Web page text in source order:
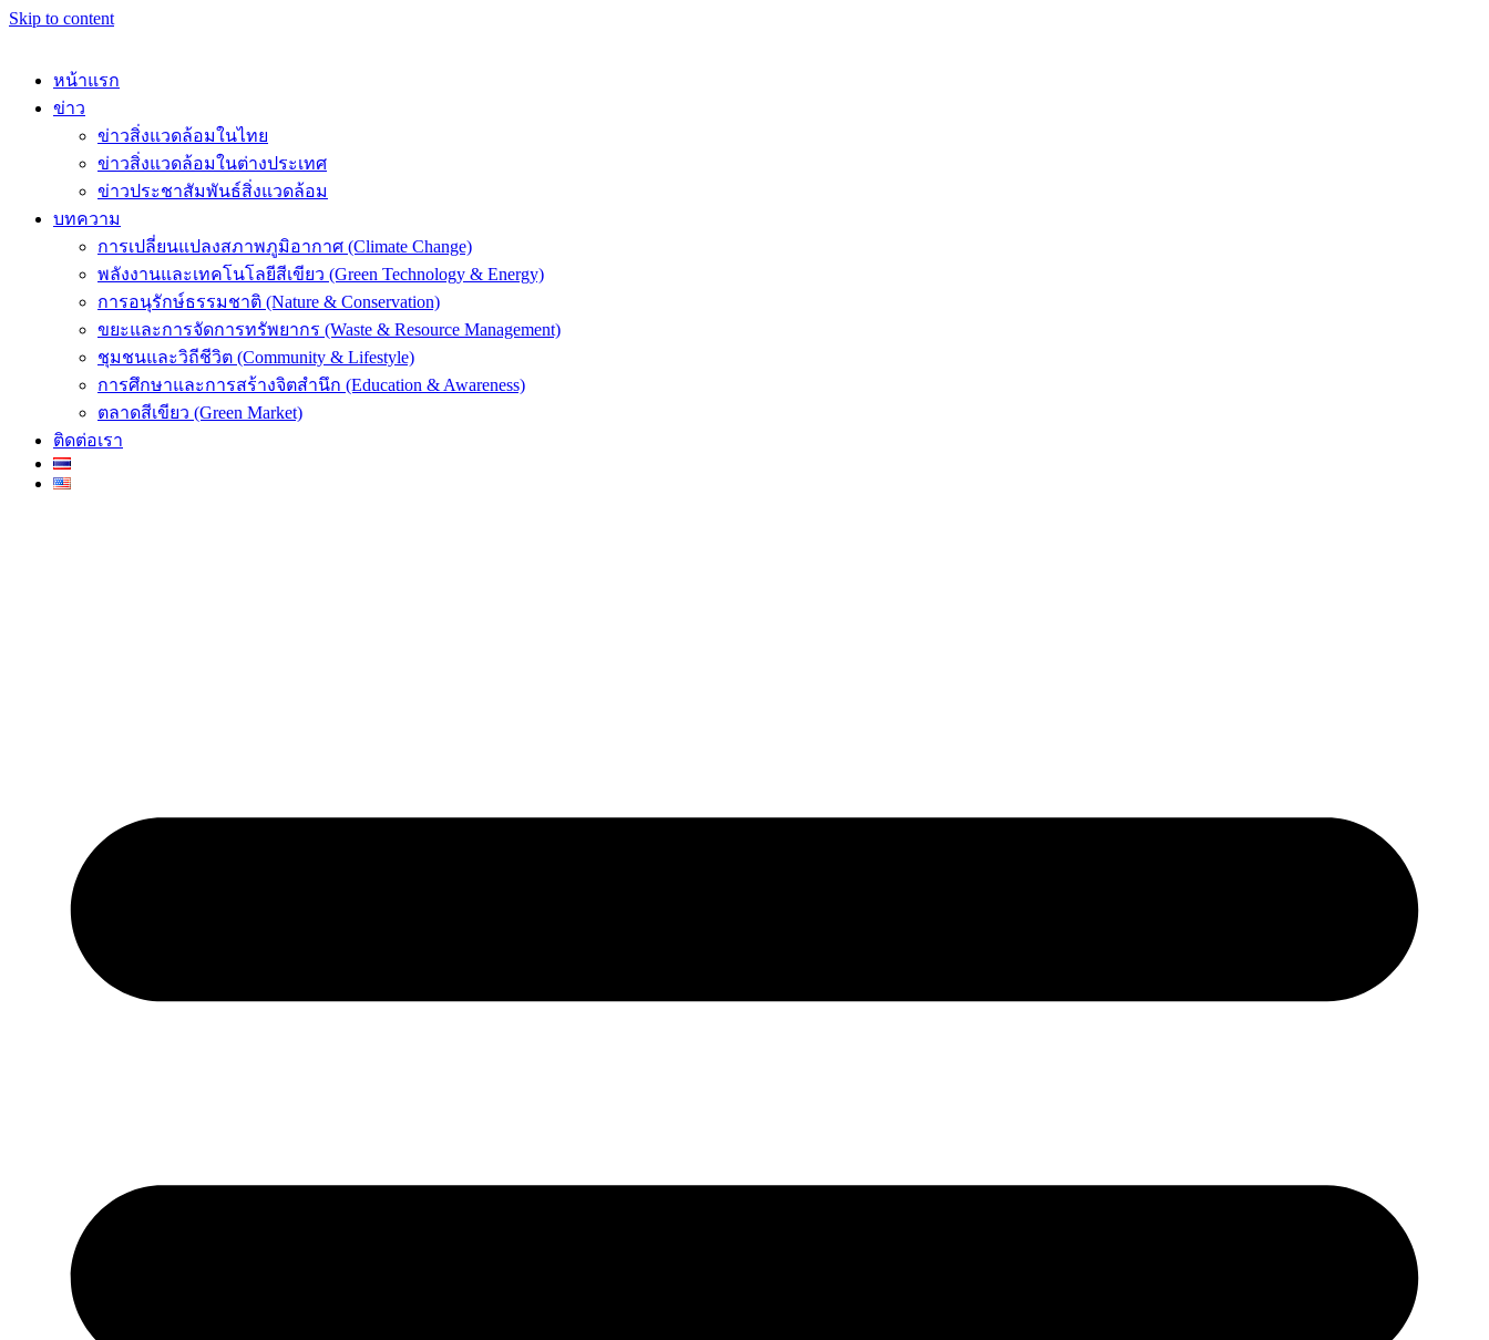
Skip to content
หน้าแรก
ข่าว
ข่าวสิ่งแวดล้อมในไทย
ข่าวสิ่งแวดล้อมในต่างประเทศ
ข่าวประชาสัมพันธ์สิ่งแวดล้อม
บทความ
การเปลี่ยนแปลงสภาพภูมิอากาศ (Climate Change)
พลังงานและเทคโนโลยีสีเขียว (Green Technology & Energy)
การอนุรักษ์ธรรมชาติ (Nature & Conservation)
ขยะและการจัดการทรัพยากร (Waste & Resource Management)
ชุมชนและวิถีชีวิต (Community & Lifestyle)
การศึกษาและการสร้างจิตสำนึก (Education & Awareness)
ตลาดสีเขียว (Green Market)
ติดต่อเรา